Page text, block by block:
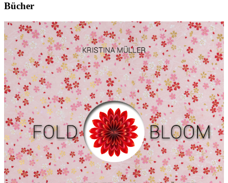
Bücher